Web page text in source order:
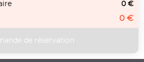
0 €
0 €